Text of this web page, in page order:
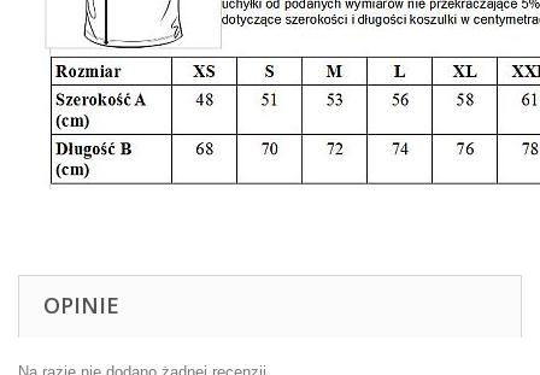
OPINIE